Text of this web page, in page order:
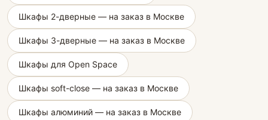
Шкафы 2-дверные — на заказ в Москве
Шкафы 3-дверные — на заказ в Москве
Шкафы для Open Space
Шкафы soft-close — на заказ в Москве
Шкафы алюминий — на заказ в Москве